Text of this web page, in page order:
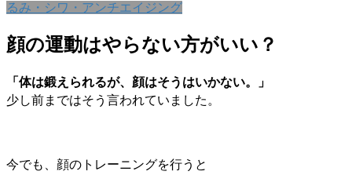
るみ・シワ・アンチエイジング
顔の運動はやらない方がいい？
「体は鍛えられるが、顔はそうはいかない。」
少し前まではそう言われていました。
今でも、顔のトレーニングを行うと